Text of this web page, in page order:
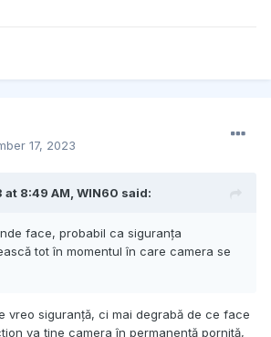
17, 2023
at 8:49 AM, WIN60 said:
face, probabil ca siguranța
tot în momentul în care camera se
vreo siguranță, ci mai degrabă de ce face
va ține camera în permanență pornită,